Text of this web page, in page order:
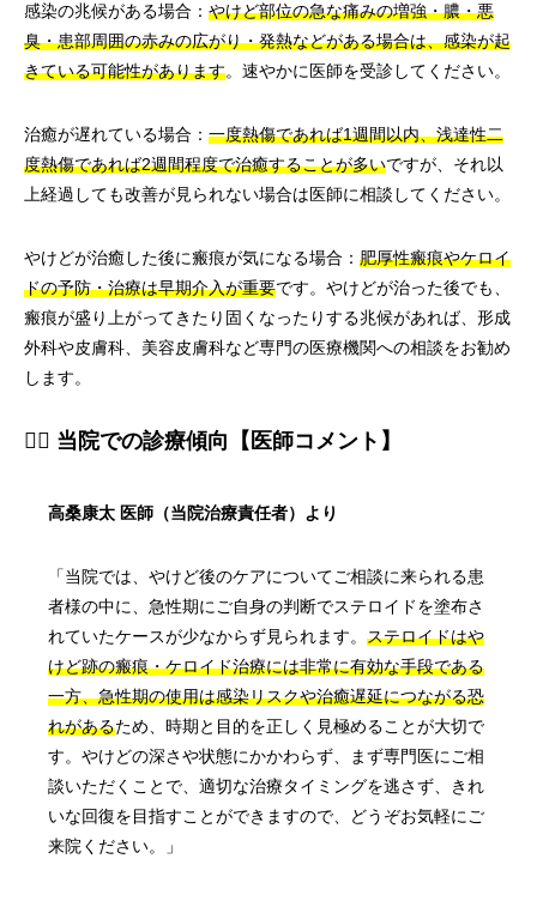
感染の兆候がある場合： やけど部位の急な痛みの増強・膿・悪
臭・患部周囲の赤みの広がり・発熱などがある場合は、感染が起
きている可能性があります。速やかに医師を受診してください。
治癒が遅れている場合： 一度熱傷であれば1週間以内、浅達性二
度熱傷であれば2週間程度で治癒することが多いですが、それ以
上経過しても改善が見られない場合は医師に相談してください。
やけどが治癒した後に瘢痕が気になる場合： 肥厚性瘢痕やケロイ
ドの予防・治療は早期介入が重要です。やけどが治った後でも、
瘢痕が盛り上がってきたり固くなったりする兆候があれば、形成
外科や皮膚科、美容皮膚科など専門の医療機関への相談をお勧め
します。
👨‍⚕️ 当院での診療傾向【医師コメント】
高桑康太 医師（当院治療責任者）より
「当院では、やけど後のケアについてご相談に来られる患
者様の中に、急性期にご自身の判断でステロイドを塗布さ
れていたケースが少なからず見られます。 ステロイドはや
けど跡の瘢痕・ケロイド治療には非常に有効な手段である
一方、急性期の使用は感染リスクや治癒遅延につながる恐
れがあるため、時期と目的を正しく見極めることが大切で
す。やけどの深さや状態にかかわらず、まず専門医にご相
談いただくことで、適切な治療タイミングを逃さず、きれ
いな回復を目指すことができますので、どうぞお気軽にご
来院ください。」